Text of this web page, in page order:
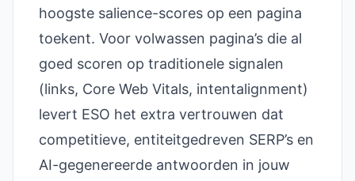
hoogste salience-scores op een pagina
toekent. Voor volwassen pagina’s die al
goed scoren op traditionele signalen
(links, Core Web Vitals, intentalignment)
levert ESO het extra vertrouwen dat
competitieve, entiteitgedreven SERP’s en
AI-gegenereerde antwoorden in jouw